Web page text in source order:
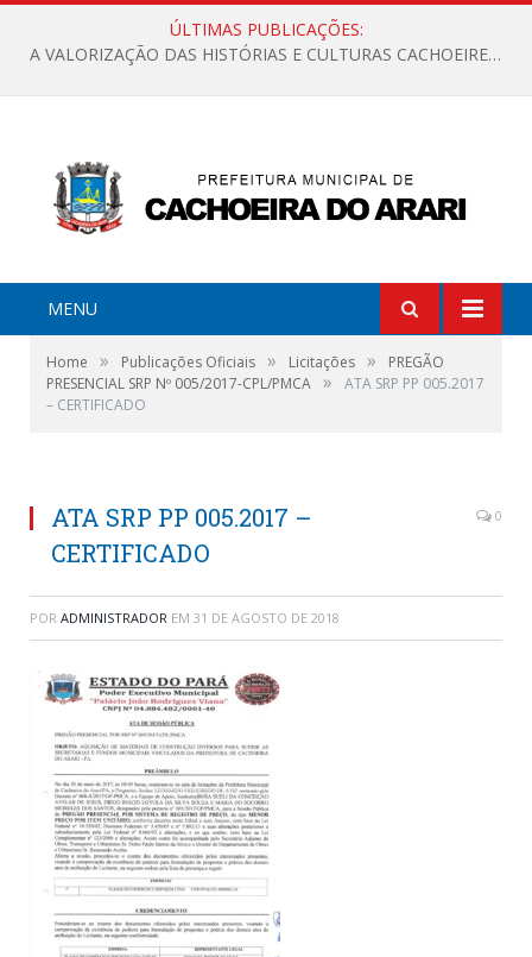
ÚLTIMAS PUBLICAÇÕES:
A VALORIZAÇÃO DAS HISTÓRIAS E CULTURAS CACHOEIRENSES
MENU
Home » Publicações Oficiais » Licitações »
PREGÃO
PRESENCIAL SRP Nº 005/2017-CPL/PMCA »
ATA SRP PP 005.2017
– CERTIFICADO
ATA SRP PP 005.2017 –
CERTIFICADO
0
POR ADMINISTRADOR EM 31 DE AGOSTO DE 2018